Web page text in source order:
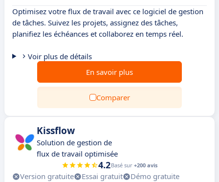
Optimisez votre flux de travail avec ce logiciel de gestion
de tâches. Suivez les projets, assignez des tâches,
planifiez les échéances et collaborez en temps réel.
Voir plus de détails
En savoir plus
Comparer
Kissflow
Solution de gestion de
flux de travail optimisée
4.2Basé sur +200 avis
Version gratuite Essai gratuit
Démo gratuite